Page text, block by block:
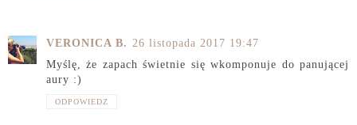
VERONICA B. 26 listopada 2017 19:47
Myślę, że zapach świetnie się wkomponuje do panującej
aury :)
ODPOWIEDZ